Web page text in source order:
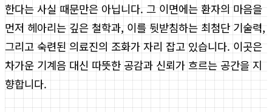
한다는 사실 때문만은 아닙니다. 그 이면에는 환자의 마음을
먼저 헤아리는 깊은 철학과, 이를 뒷받침하는 최첨단 기술력,
그리고 숙련된 의료진의 조화가 자리 잡고 있습니다. 이곳은
차가운 기계음 대신 따뜻한 공감과 신뢰가 흐르는 공간을 지
향합니다.